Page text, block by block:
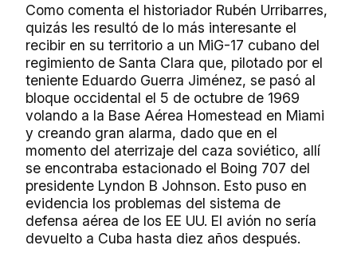
Como comenta el historiador Rubén Urribarres,
quizás les resultó de lo más interesante el
recibir en su territorio a un MiG-17 cubano del
regimiento de Santa Clara que, pilotado por el
teniente Eduardo Guerra Jiménez, se pasó al
bloque occidental el 5 de octubre de 1969
volando a la Base Aérea Homestead en Miami
y creando gran alarma, dado que en el
momento del aterrizaje del caza soviético, allí
se encontraba estacionado el Boing 707 del
presidente Lyndon B Johnson. Esto puso en
evidencia los problemas del sistema de
defensa aérea de los EE UU. El avión no sería
devuelto a Cuba hasta diez años después.